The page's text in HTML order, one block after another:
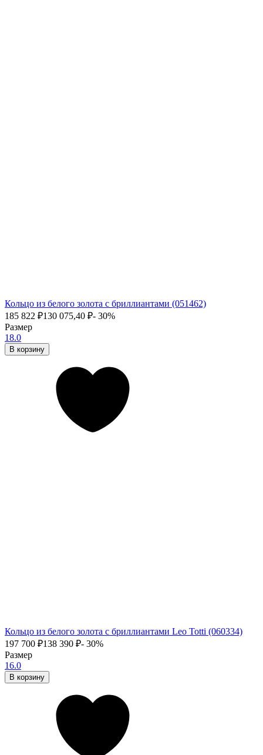
Кольцо из белого золота с бриллиантами (051462)
185 822 ₽130 075,40 ₽- 30%
Размер
18.0
В корзину
Кольцо из белого золота с бриллиантами Leo Totti (060334)
197 700 ₽138 390 ₽- 30%
Размер
16.0
В корзину